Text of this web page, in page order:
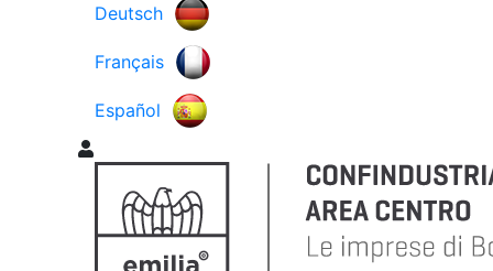
Deutsch
Français
Español